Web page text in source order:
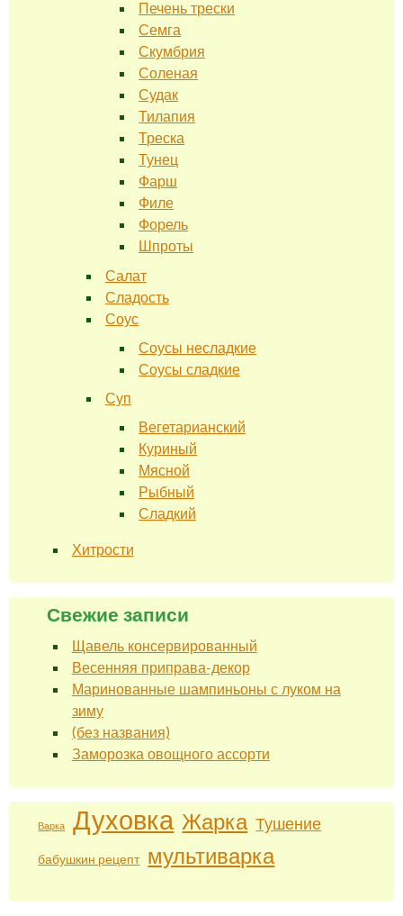
Печень трески
Семга
Скумбрия
Соленая
Судак
Тилапия
Треска
Тунец
Фарш
Филе
Форель
Шпроты
Салат
Сладость
Соус
Соусы несладкие
Соусы сладкие
Суп
Вегетарианский
Куриный
Мясной
Рыбный
Сладкий
Хитрости
Свежие записи
Щавель консервированный
Весенняя приправа-декор
Маринованные шампиньоны с луком на
зиму
(без названия)
Заморозка овощного ассорти
Варка Духовка Жарка Тушение
бабушкин рецепт мультиварка